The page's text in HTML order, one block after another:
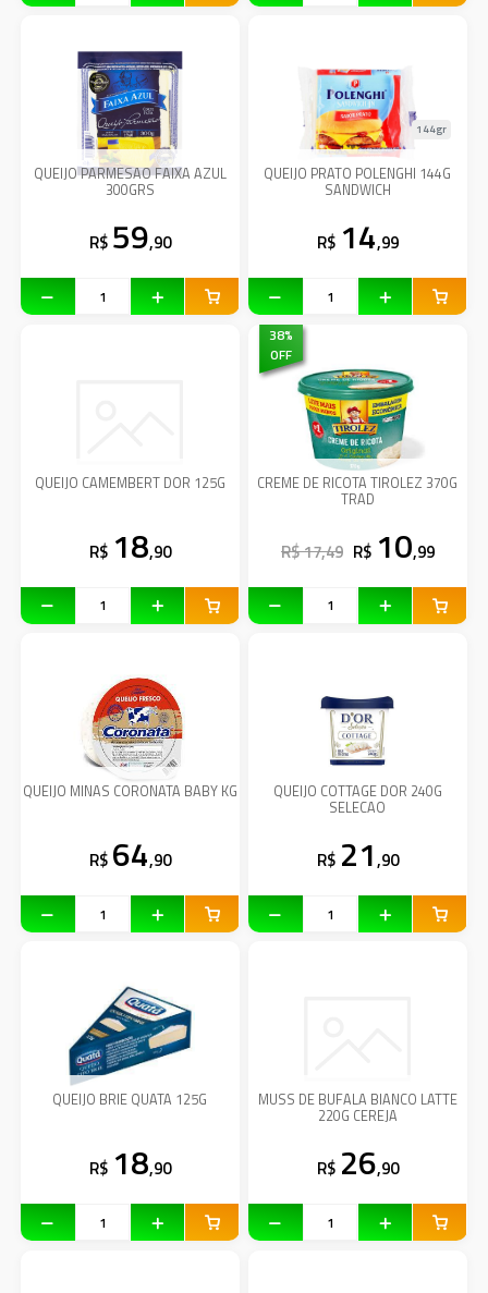
QUEIJO PARMESAO FAIXA AZUL
300GRS
R$ 59,90
QUEIJO PRATO POLENGHI 144G
SANDWICH
144gr
R$ 14,99
QUEIJO CAMEMBERT DOR 125G
R$ 18,90
38%
OFF
CREME DE RICOTA TIROLEZ 370G
TRAD
R$ 17,49 R$ 10,99
QUEIJO MINAS CORONATA BABY KG
R$ 64,90
QUEIJO COTTAGE DOR 240G
SELECAO
R$ 21,90
QUEIJO BRIE QUATA 125G
R$ 18,90
MUSS DE BUFALA BIANCO LATTE
220G CEREJA
R$ 26,90